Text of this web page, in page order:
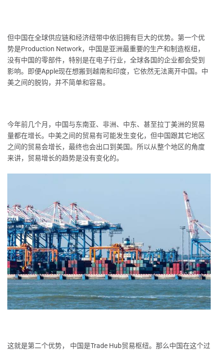
但中国在全球供应链和经济纽带中依旧拥有巨大的优势。第一个优
势是Production Network，中国是亚洲最重要的生产和制造枢纽，
没有中国的零部件，特别是在电子行业，全球各国的企业都会受到
影响。即便Apple现在想搬到越南和印度，它依然无法离开中国。中
美之间的脱钩，并不简单和容易。
今年前几个月，中国与东南亚、非洲、中东、甚至拉丁美洲的贸易
量都在增长。中美之间的贸易有可能发生变化，但中国跟其它地区
之间的贸易会增长，最终也会出口到美国。所以从整个地区的角度
来讲，贸易增长的趋势是没有变化的。
这就是第二个优势， 中国是Trade Hub贸易枢纽。那么中国在这个过